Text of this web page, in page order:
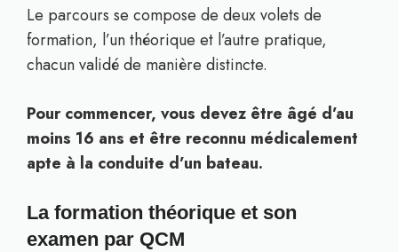
Le parcours se compose de deux volets de
formation, l’un théorique et l’autre pratique,
chacun validé de manière distincte.
Pour commencer, vous devez être âgé d’au
moins 16 ans et être reconnu médicalement
apte à la conduite d’un bateau.
La formation théorique et son
examen par QCM